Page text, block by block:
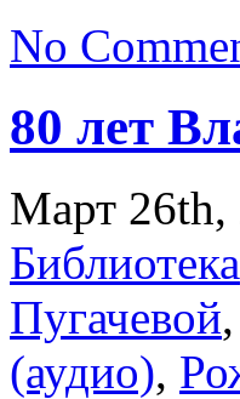
No
80 лет
Март 26th,
Библиотека
Пугачевой,
(аудио),